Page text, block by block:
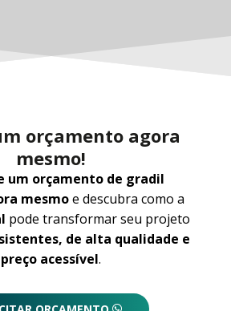
orçamento agora
mesmo!
um orçamento de gradil
mesmoe descubra como a
pode transformar seu projeto
de alta qualidade e
preço acessível.